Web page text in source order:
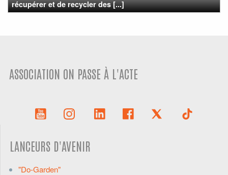
récupérer et de recycler des [...]
ASSOCIATION ON PASSE À L'ACTE
LANCEURS D'AVENIR
"Do-Garden"